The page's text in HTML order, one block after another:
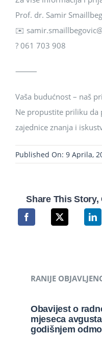
Prof. dr. Samir
✉️
? 061 703 908
⸻
Vaša budućnost – naš
Ne propustite priliku da
zajednice znanja i
Published On: 9 Aprila,
Share This
RANIJE
Obavijest o
mjeseca
godišnjem